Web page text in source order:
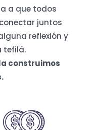
a que todos
juntos
reflexión y
tefilá.
construimos